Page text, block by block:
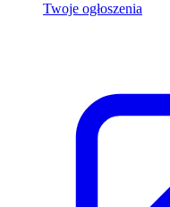
Twoje ogłoszenia